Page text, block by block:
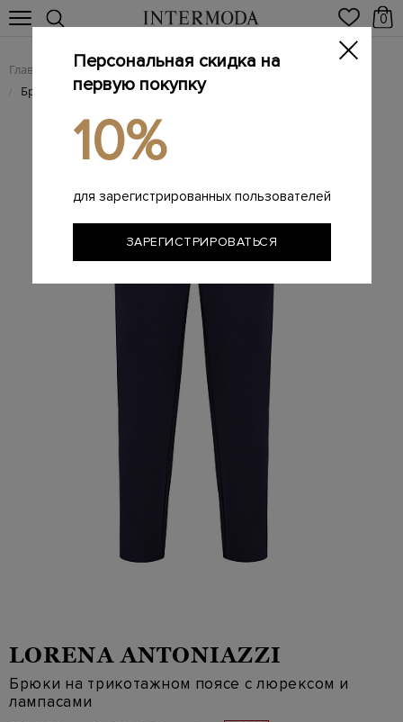
0
Главная Женщинам / Женская одежда / Женские брюки
/ Брюки на трикотажном поясе с люрексом и лампасами
LORENA ANTONIAZZI
Брюки на трикотажном поясе с люрексом и
лампасами
Персональная скидка на
первую покупку
10%
для зарегистрированных пользователей
ЗАРЕГИСТРИРОВАТЬСЯ